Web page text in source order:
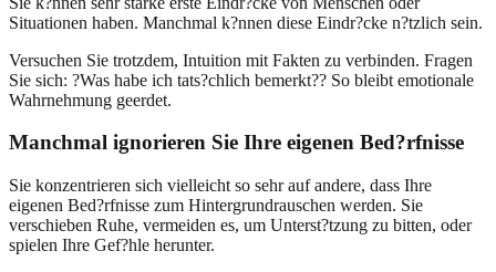
Situationen haben. Manchmal k?nnen diese Eindr?cke n?tzlich sein.
Versuchen Sie trotzdem, Intuition mit Fakten zu verbinden. Fragen
Sie sich: ?Was habe ich tats?chlich bemerkt?? So bleibt emotionale
Wahrnehmung geerdet.
Manchmal ignorieren Sie Ihre eigenen Bed?rfnisse
Sie konzentrieren sich vielleicht so sehr auf andere, dass Ihre
eigenen Bed?rfnisse zum Hintergrundrauschen werden. Sie
verschieben Ruhe, vermeiden es, um Unterst?tzung zu bitten, oder
spielen Ihre Gef?hle herunter.